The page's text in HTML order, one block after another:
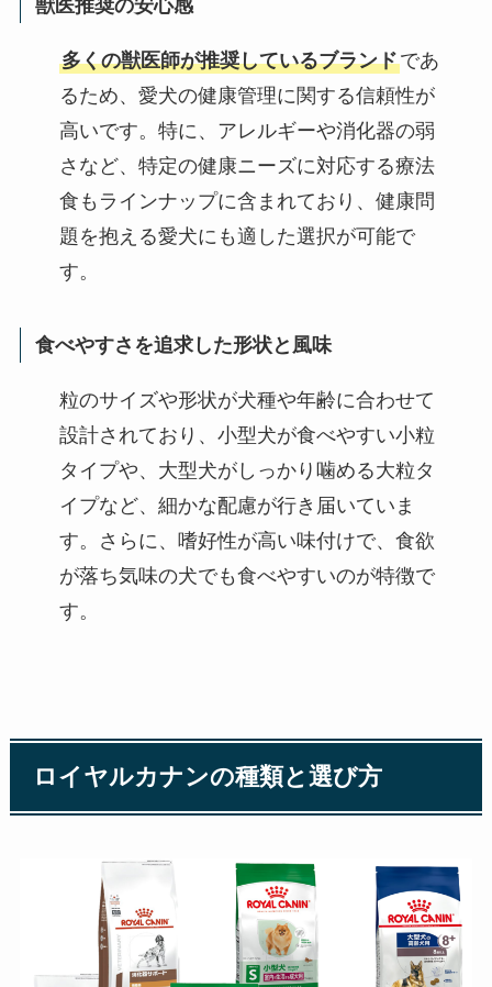
獣医推奨の安心感
多くの獣医師が推奨しているブランドであ
るため、愛犬の健康管理に関する信頼性が
高いです。特に、アレルギーや消化器の弱
さなど、特定の健康ニーズに対応する療法
食もラインナップに含まれており、健康問
題を抱える愛犬にも適した選択が可能で
す。
食べやすさを追求した形状と風味
粒のサイズや形状が犬種や年齢に合わせて
設計されており、小型犬が食べやすい小粒
タイプや、大型犬がしっかり噛める大粒タ
イプなど、細かな配慮が行き届いていま
す。さらに、嗜好性が高い味付けで、食欲
が落ち気味の犬でも食べやすいのが特徴で
す。
ロイヤルカナンの種類と選び方